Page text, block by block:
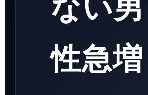
ない男
性急増